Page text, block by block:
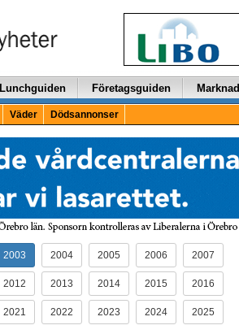
Lunchguiden Företagsguiden Marknad
Väder Dödsannonser
2003 2004 2005 2006 2007
2012 2013 2014 2015 2016
2021 2022 2023 2024 2025